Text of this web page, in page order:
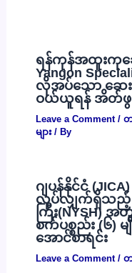
ရန်ကုန်အထူးကုဆ
Yangon
လိုအပ်သော ဆေး
ဝယ်ယူရန် အိတ်ဖွင့်
Leave a Comment / တ
များ/ By
ဂျပန်နိုင်ငံ
လုပ်လျှက်ရှိသည့်
ကြီး(NYSH)
စက်ပစ္စည်း (၆)
အောင်စာရင်း
Leave a Comment / တ